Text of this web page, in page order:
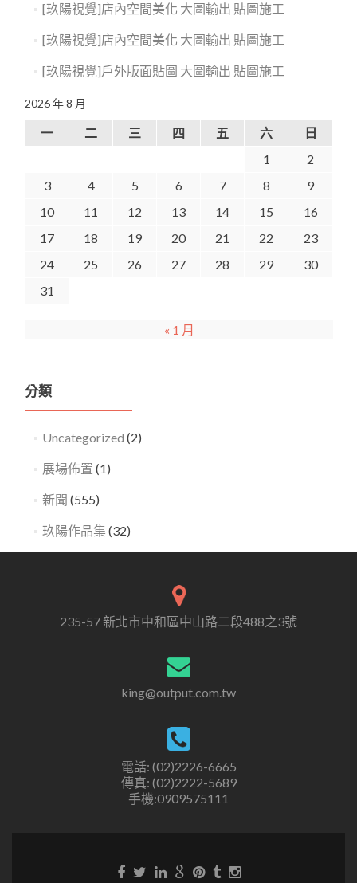
[玖陽視覺]店內空間美化 大圖輸出 貼圖施工
[玖陽視覺]店內空間美化 大圖輸出 貼圖施工
[玖陽視覺]戶外版面貼圖 大圖輸出 貼圖施工
2026 年 8 月
一 二 三 四 五 六
日
1
2
3
4 5 6 7 8
9
10
11 12 13 14 15
16
17
18 19 20 21 22
23
24
25 26 27 28 29
30
31
« 1 月
分類
Uncategorized (2)
展場佈置 (1)
新聞 (555)
玖陽作品集 (32)
235-57 新北市中和區中山路二段488之3號
king@output.com.tw
電話: (02)2226-6665
傳真: (02)2222-5689
手機:0909575111